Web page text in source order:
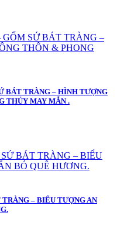
BÁT TRÀNG – HÌNH TƯỢNG
THỦY MAY MẮN .
– BIỂU TƯỢNG AN